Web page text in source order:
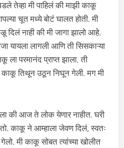
तेव्हा मी पाहिलं की माझी काकू
चूत मध्ये बोटं घालत होती. मी
दिलं नाही की मी जागा झालो आहे.
यायला लागली आणि ती सिसकाऱ्या
ला परमानंद प्राप्त झाला. ती
काकू तिथून उठून निघून गेली. मग मी
की आज ते लोक येणार नाहीत. घरी
काकू ने आम्हाला जेवण दिलं, स्वतः
मी काकू सोबत त्यांच्या खोलीत